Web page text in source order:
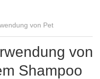
von
Shampoo